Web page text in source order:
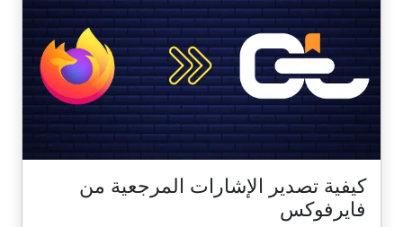
كيفية تصدير الإشارات المرجعية من
فايرفوكس